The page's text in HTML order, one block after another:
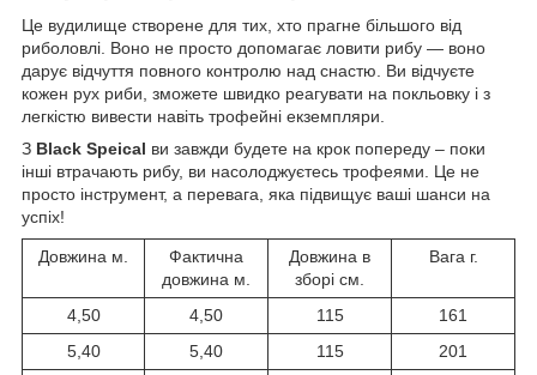
Це вудилище створене для тих, хто прагне більшого від
риболовлі. Воно не просто допомагає ловити рибу — воно
дарує відчуття повного контролю над снастю. Ви відчуєте
кожен рух риби, зможете швидко реагувати на покльовку і з
легкістю вивести навіть трофейні екземпляри.
З Black Speical ви завжди будете на крок попереду – поки
інші втрачають рибу, ви насолоджуєтесь трофеями. Це не
просто інструмент, а перевага, яка підвищує ваші шанси на
успіх!
Довжина м.
Фактична
довжина м.
Довжина в
зборі см.
Вага г.
4,50 4,50 115
161
5,40
5,40 115
201